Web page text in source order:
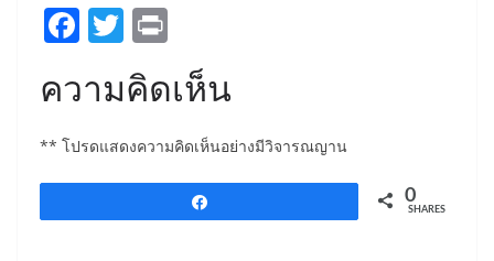
F
c
e
b
o
T
w
itt
er
in
t
ความคิดเห็น
** โปรดแสดงความคิดเห็นอย่างมีวิจารณญาน
0
SHARES